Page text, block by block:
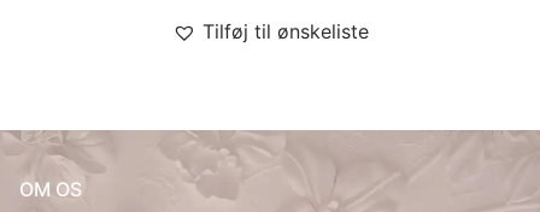
Tilføj til ønskeliste
OM OS